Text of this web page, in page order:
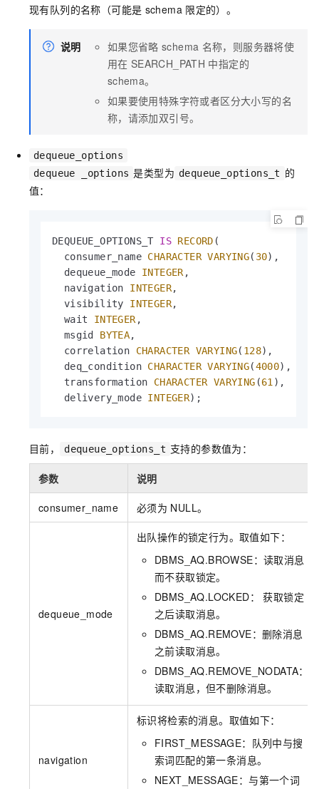
现有队列的名称（可能是 schema 限定的）。
说明 如果您省略 schema 名称，则服务器将使
用在 SEARCH_PATH 中指定的
schema。
如果要使用特殊字符或者区分大小写的名
称，请添加双引号。
dequeue_options
dequeue _options 是类型为 dequeue_options_t 的
值：
DEQUEUE_OPTIONS_T IS RECORD (
  consumer_name
CHARACTER VARYING( 30),
  dequeue_mode
INTEGER,
  navigation
INTEGER,
  visibility
INTEGER,
  wait
INTEGER,
  msgid
BYTEA,
  correlation
CHARACTER VARYING( 128),
  deq_condition
CHARACTER VARYING(4000),
  transformation
CHARACTER VARYING (61),
  delivery_mode
INTEGER);
目前， dequeue_options_t 支持的参数值为：
参数 说明
consumer_name 必须为 NULL。
dequeue_mode
出队操作的锁定行为。取值如下：
DBMS_AQ.BROWSE：读取消息
而不获取锁定。
DBMS_AQ.LOCKED： 获取锁定
之后读取消息。
DBMS_AQ.REMOVE：删除消息
之前读取消息。
DBMS_AQ.REMOVE_NODATA：
读取消息，但不删除消息。
navigation
标识将检索的消息。取值如下：
FIRST_MESSAGE：队列中与搜
索词匹配的第一条消息。
NEXT_MESSAGE：与第一个词